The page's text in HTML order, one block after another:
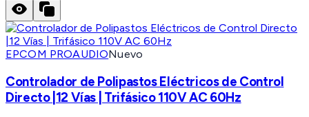
EPCOM PROAUDIONuevo
Controlador de Polipastos Eléctricos de Control
Directo |12 Vías | Trifásico 110V AC 60Hz